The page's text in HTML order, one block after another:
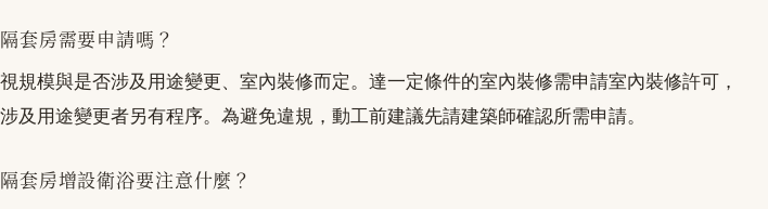
隔套房需要申請嗎？
視規模與是否涉及用途變更、室內裝修而定。達一定條件的室內裝修需申請室內裝修許可，
涉及用途變更者另有程序。為避免違規，動工前建議先請建築師確認所需申請。
隔套房增設衛浴要注意什麼？